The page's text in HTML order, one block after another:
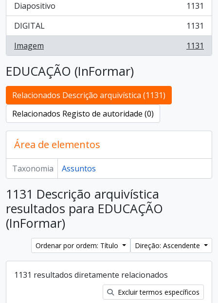
Diapositivo
, 1131 resultados
1131
DIGITAL
, 1131 resultados
1131
Imagem
, 1131 resultados 1131
EDUCAÇÃO (InFormar)
Relacionados Descrição arquivística (1131)
Relacionados Registo de autoridade (0)
Área de elementos
Taxonomia Assuntos
1131 Descrição arquivística
resultados para EDUCAÇÃO
(InFormar)
Ordenar por ordem: Título Direção: Ascendente
1131 resultados diretamente relacionados
Excluir termos específicos